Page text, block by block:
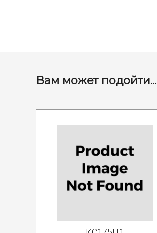
Вам может подойти...